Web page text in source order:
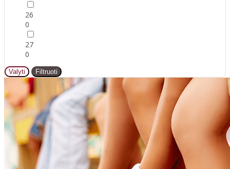
26
0
27
0
Valyti Filtruoti